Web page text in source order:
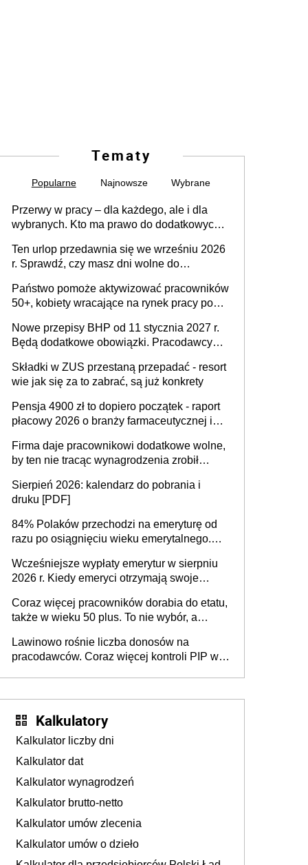
Tematy
Popularne Najnowsze Wybrane
Przerwy w pracy – dla każdego, ale i dla
wybranych. Kto ma prawo do dodatkowych
Ten urlop przedawnia się we wrześniu 2026
r. Sprawdź, czy masz dni wolne do
Państwo pomoże aktywizować pracowników
50+, kobiety wracające na rynek pracy po
osoby neuroatypowe. Powstanie Fundusz
na rzecz Inkluzywności w Zatrudnianiu?
Nowe przepisy BHP od 11 stycznia 2027 r.
Będą dodatkowe obowiązki. Pracodawcy
Składki w ZUS przestaną przepadać - resort
wie jak się za to zabrać, są już konkrety
Pensja 4900 zł to dopiero początek - raport
płacowy 2026 o branży farmaceutycznej i
Firma daje pracownikowi dodatkowe wolne,
by ten nie tracąc wynagrodzenia zrobił
sprawdza
Sierpień 2026: kalendarz do pobrania i
druku [PDF]
84% Polaków przechodzi na emeryturę od
razu po osiągnięciu wieku emerytalnego.
dłużej, ale czy jest w stanie? Pracownicy
45+ to siła napędowa gospodarki
Wcześniejsze wypłaty emerytur w sierpniu
2026 r. Kiedy emeryci otrzymają swoje
Coraz więcej pracowników dorabia do etatu,
także w wieku 50 plus. To nie wybór, a
życia
Lawinowo rośnie liczba donosów na
pracodawców. Coraz więcej kontroli PIP w
Kalkulatory
Kalkulator liczby dni
Kalkulator dat
Kalkulator wynagrodzeń
Kalkulator brutto-netto
Kalkulator umów zlecenia
Kalkulator umów o dzieło